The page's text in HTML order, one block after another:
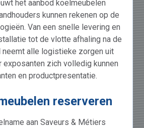
het aanbod koelmeubelen
kunnen rekenen op de
Van een snelle levering en
tot de vlotte afhaling na de
neemt alle logistieke zorgen uit
exposanten zich volledig kunnen
en productpresentatie.
reserveren
aan Saveurs & Métiers